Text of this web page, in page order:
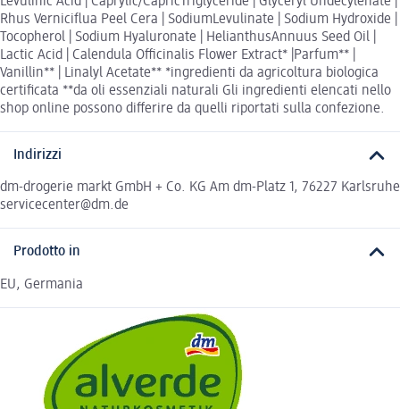
Rhus Verniciflua Peel Cera | SodiumLevulinate | Sodium Hydroxide |
Tocopherol | Sodium Hyaluronate | HelianthusAnnuus Seed Oil |
Lactic Acid | Calendula Officinalis Flower Extract* |Parfum** |
Vanillin** | Linalyl Acetate** *ingredienti da agricoltura biologica
certificata **da oli essenziali naturali Gli ingredienti elencati nello
shop online possono differire da quelli riportati sulla confezione.
Indirizzi
dm-drogerie markt GmbH + Co. KG Am dm-Platz 1, 76227 Karlsruhe
servicecenter@dm.de
Prodotto in
EU, Germania